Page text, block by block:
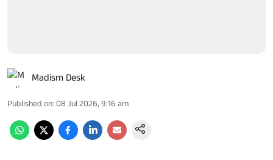
Madism Desk
Published on: 08 Jul 2026, 9:16 am